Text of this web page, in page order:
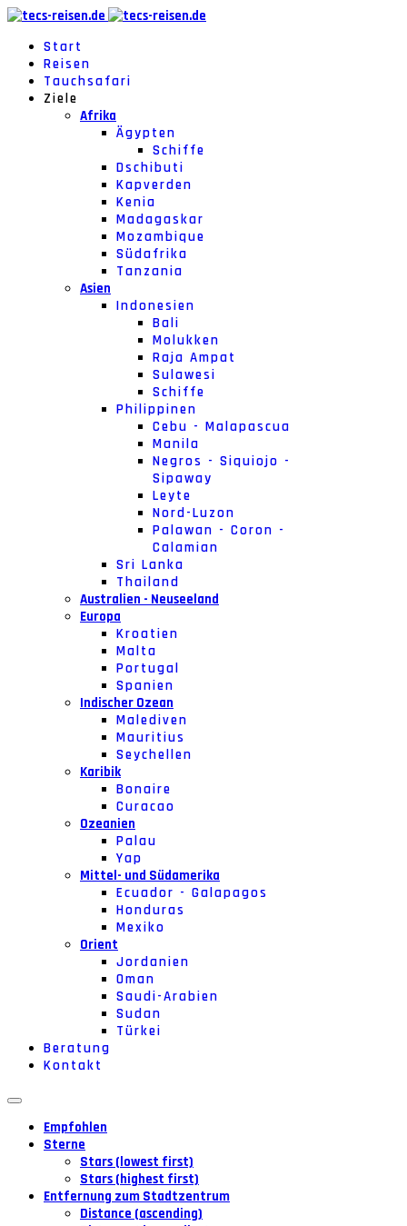
Start
Reisen
Tauchsafari
Ziele
Afrika
Ägypten
Schiffe
Dschibuti
Kapverden
Kenia
Madagaskar
Mozambique
Südafrika
Tanzania
Asien
Indonesien
Bali
Molukken
Raja Ampat
Sulawesi
Schiffe
Philippinen
Cebu - Malapascua
Manila
Negros - Siquiojo -
Sipaway
Leyte
Nord-Luzon
Palawan - Coron -
Calamian
Sri Lanka
Thailand
Australien - Neuseeland
Europa
Kroatien
Malta
Portugal
Spanien
Indischer Ozean
Malediven
Mauritius
Seychellen
Karibik
Bonaire
Curacao
Ozeanien
Palau
Yap
Mittel- und Südamerika
Ecuador - Galapagos
Honduras
Mexiko
Orient
Jordanien
Oman
Saudi-Arabien
Sudan
Türkei
Beratung
Kontakt
Empfohlen
Sterne
Stars (lowest first)
Stars (highest first)
Entfernung zum Stadtzentrum
Distance (ascending)